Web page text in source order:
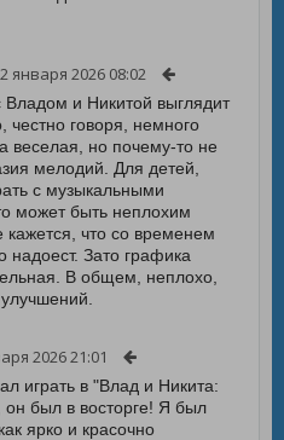
января 2026 08:02
Владом и Никитой выглядит
честно говоря, немного
веселая, но почему-то не
мелодий. Для детей,
с музыкальными
может быть неплохим
что со временем
надоест. Зато графика
В общем, неплохо,
2026 21:01
играть в "Влад и Никита:
он был в восторге! Я был
ярко и красочно